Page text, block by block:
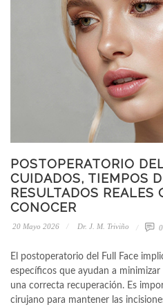
POSTOPERATORIO
CUIDADOS, TIEMPOS
RESULTADOS REALES
CONOCER
20 Mayo 2026 Dr. J. M. Triviño
El postoperatorio del Full Face
específicos que ayudan a
una correcta recuperación. Es
cirujano para mantener las